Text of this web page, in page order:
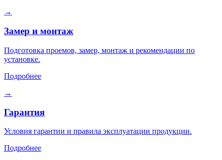
→
Замер и монтаж
Подготовка проемов, замер, монтаж и рекомендации по
установке.
Подробнее
→
Гарантия
Условия гарантии и правила эксплуатации продукции.
Подробнее